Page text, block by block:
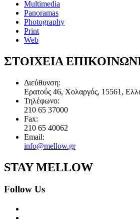
Multimedia
Panoramas
Photography
Print
Web
ΣΤΟΙΧΕΙΑ
Διεύθυνση:
Ερατούς 46, Χολαργός, 15561,
Τηλέφωνο:
210 65 37000
Fax:
210 65 40062
Email:
info@mellow.gr
STAY MELLOW
Follow Us